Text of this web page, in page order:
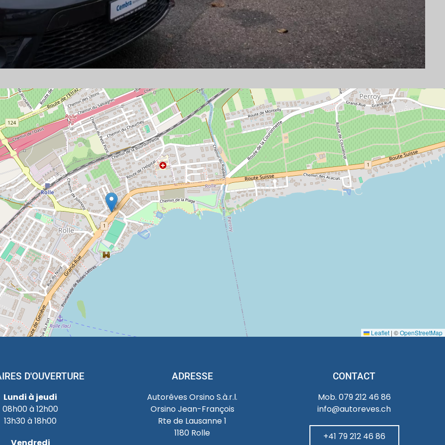
Leaflet | ©OpenStreetMap
D'OUVERTURE
Lundi à jeudi
08h00 à 12h00
13h30 à 18h00
Vendredi
ADRESSE
Autorêves Orsino S.à.r.l.
Orsino Jean-François
Rte de Lausanne 1
1180 Rolle
CONTACT
Mob. 079 212 46 86
info@autoreves.ch
+41 79 212 46 86